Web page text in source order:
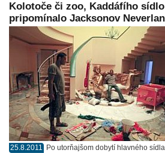
Kolotoče či zoo, Kaddáfího sídlo
pripomínalo Jacksonov
25.8.2011
Po utorňajšom dobytí hlavného sídla